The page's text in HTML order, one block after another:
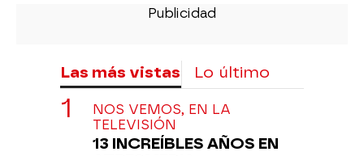
Las más vistas Lo último
NOS VEMOS, EN LA
TELEVISIÓN
13 INCREÍBLES AÑOS EN